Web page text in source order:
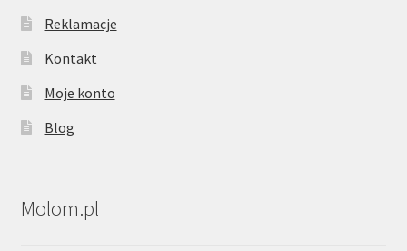
Reklamacje
Kontakt
Moje konto
Blog
Molom.pl